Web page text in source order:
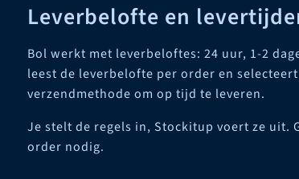
Leverbelofte en
Bol werkt met leverbeloftes: 24 uur, 1-2
leest de leverbelofte per order en
verzendmethode om op tijd te leveren.
Je stelt de regels in, Stockitup voert ze uit.
order nodig.